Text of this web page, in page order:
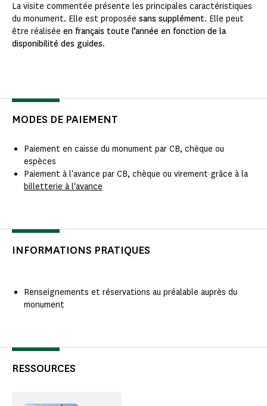
La visite commentée présente les principales caractéristiques
du monument. Elle est proposée sans supplément. Elle peut
être réalisée en français toute l’année en fonction de la
disponibilité des guides.
MODES DE PAIEMENT
Paiement en caisse du monument par CB, chèque ou
espèces
Paiement à l'avance par CB, chèque ou virement grâce à la
billetterie à l'avance
INFORMATIONS PRATIQUES
Renseignements et réservations au préalable auprès du
monument
RESSOURCES